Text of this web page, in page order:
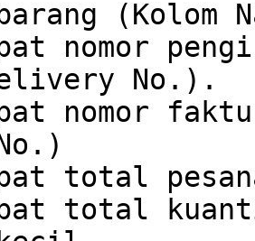
barang (Kolom
nomor
No.).
nomor
total
total